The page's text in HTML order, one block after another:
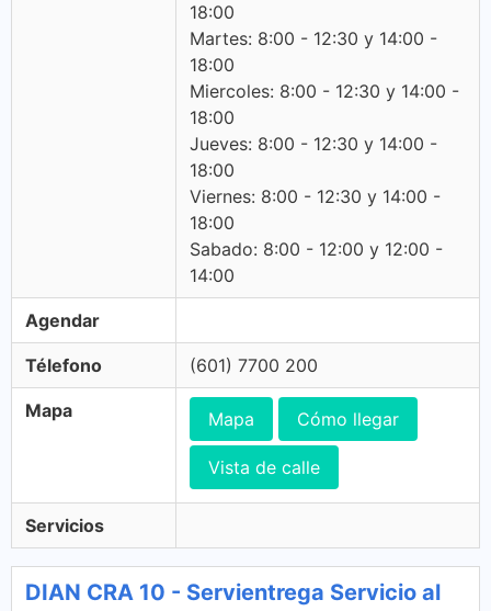
18:00
Martes: 8:00 - 12:30 y 14:00 -
18:00
Miercoles: 8:00 - 12:30 y 14:00 -
18:00
Jueves: 8:00 - 12:30 y 14:00 -
18:00
Viernes: 8:00 - 12:30 y 14:00 -
18:00
Sabado: 8:00 - 12:00 y 12:00 -
14:00
Agendar
Télefono (601) 7700 200
Mapa Mapa Cómo llegar
Vista de calle
Servicios
DIAN CRA 10 - Servientrega Servicio al